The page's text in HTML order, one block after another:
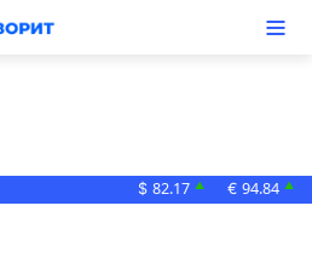
$ 82.17 ▲ € 94.84 ▲